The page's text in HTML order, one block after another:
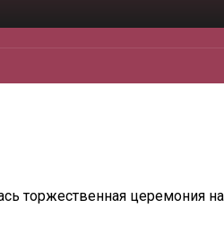
торжественная церемония